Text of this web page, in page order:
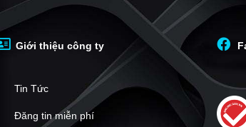
Giới thiệu công ty
Tin Tức
Đăng tin miễn phí